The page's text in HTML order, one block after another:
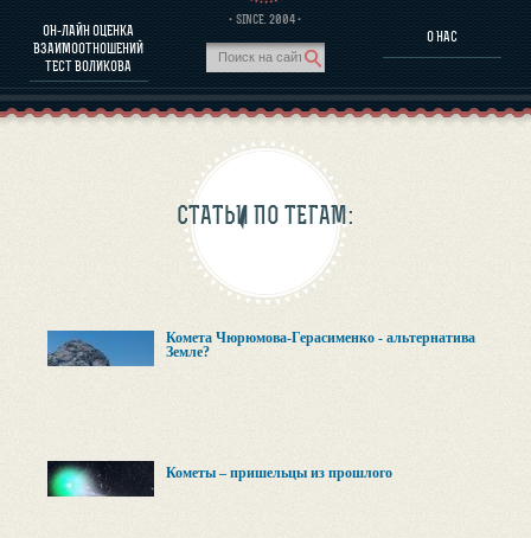
ОН-ЛАЙН ОЦЕНКА
ВЗАИМООТНОШЕНИЙ
ТЕСТ ВОЛИКОВА
· SINCE. 2004 ·
О НАС
О ПРОГРАММЕ
ПРОГНОЗЫ И АНАЛИТИКА
СТАТЬИ ПО ТЕГАМ:
Комета Чюрюмова-Герасименко - альтернатива
Земле?
Кометы – пришельцы из прошлого